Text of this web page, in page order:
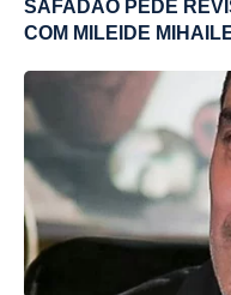
SAFADÃO PEDE
COM MILEIDE